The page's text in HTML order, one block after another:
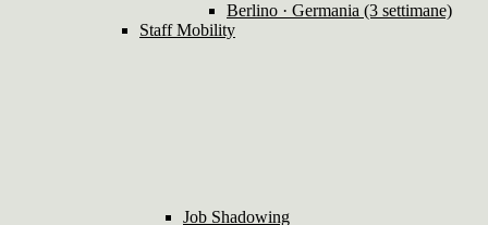
Berlino · Germania (3 settimane)
Staff Mobility
Job Shadowing